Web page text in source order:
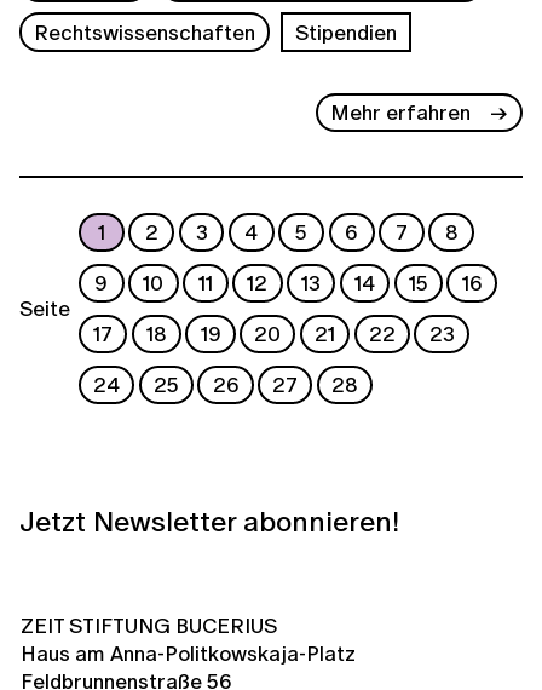
Rechtswissenschaften
Stipendien
Mehr erfahren
Seite
1 2 3 4 5 6 7
8
9
10 11 12 13 14 15
16
17
18 19 20 21 22
23
24
25 26 27 28
Jetzt Newsletter abonnieren!
ZEIT STIFTUNG BUCERIUS
Haus am Anna-Politkowskaja-Platz
Feldbrunnenstraße 56